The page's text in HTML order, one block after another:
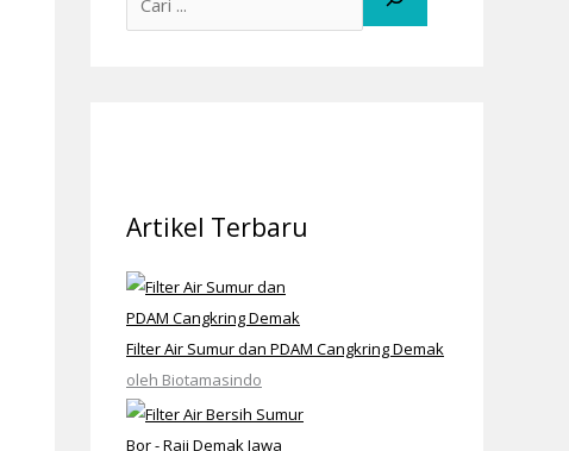
Artikel Terbaru
Filter Air Sumur dan PDAM Cangkring Demak
oleh Biotamasindo